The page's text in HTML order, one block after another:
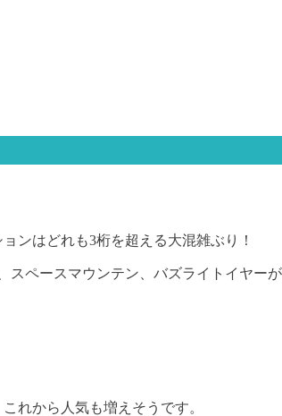
ンはどれも3桁を超える大混雑ぶり！
ペースマウンテン、バズライトイヤー
れから人気も増えそうです。